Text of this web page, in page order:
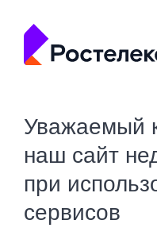
Уважаемый
наш сайт
при
сервисов